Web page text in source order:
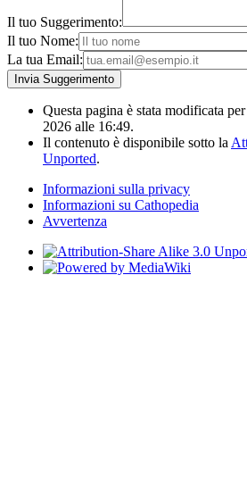
Il tuo Suggerimento:
Il tuo Nome:
La tua Email:
Questa pagina è stata modificata
2026 alle 16:49.
Il contenuto è disponibile sotto la
Unported.
Informazioni sulla privacy
Informazioni su Cathopedia
Avvertenza